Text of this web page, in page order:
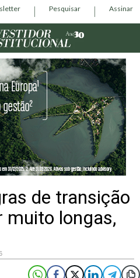
Pesquisar Assinar
de transição
muito longas,